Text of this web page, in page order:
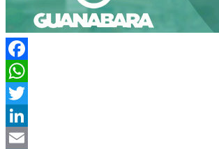
Facebook
WhatsApp
Twitter
LinkedIn